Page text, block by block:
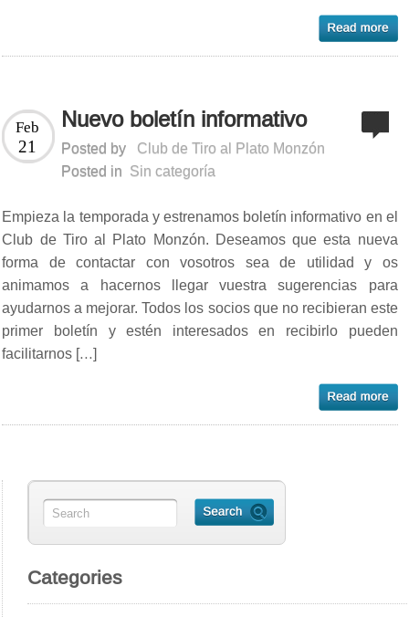
Nuevo boletín informativo
Feb
21 Posted by
Club de Tiro al Plato Monzón
Posted in Sin categoría
Empieza la temporada y estrenamos boletín informativo en el
Club de Tiro al Plato Monzón. Deseamos que esta nueva
forma de contactar con vosotros sea de utilidad y os
animamos a hacernos llegar vuestra sugerencias para
ayudarnos a mejorar. Todos los socios que no recibieran este
primer boletín y estén interesados en recibirlo pueden
facilitarnos […]
Categories